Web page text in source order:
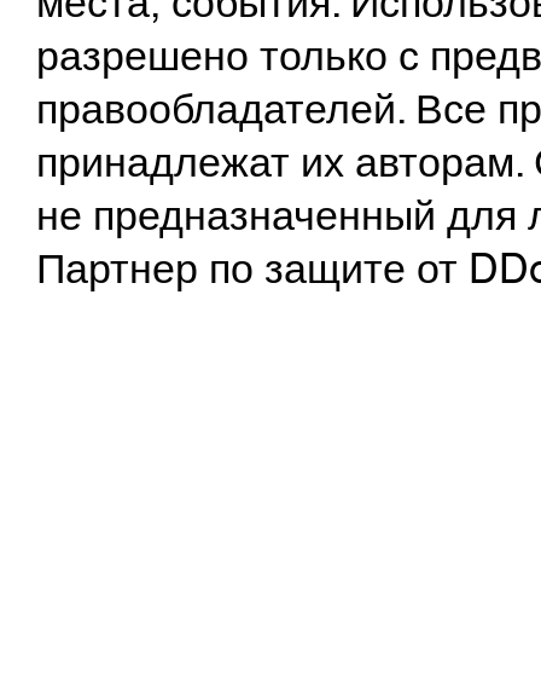
разрешено только с
правообладателей. Все
принадлежат их
не предназначенный
Партнер по защите от